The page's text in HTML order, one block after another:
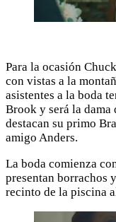
Para la ocasión
con vistas a la
asistentes a la boda
Brook y será la dama
destacan su primo
amigo Anders.
La boda comienza
presentan borrachos
recinto de la piscina